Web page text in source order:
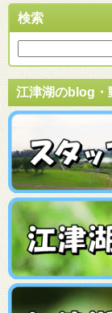
検索
江津湖のblog・